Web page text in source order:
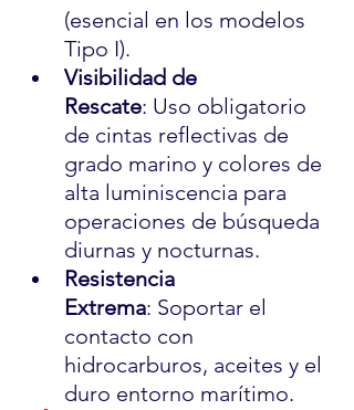
(esencial en los modelos
Tipo I).
Visibilidad de
Rescate: Uso obligatorio
de cintas reflectivas de
grado marino y colores de
alta luminiscencia para
operaciones de búsqueda
diurnas y nocturnas.
Resistencia
Extrema: Soportar el
contacto con
hidrocarburos, aceites y el
duro entorno marítimo.